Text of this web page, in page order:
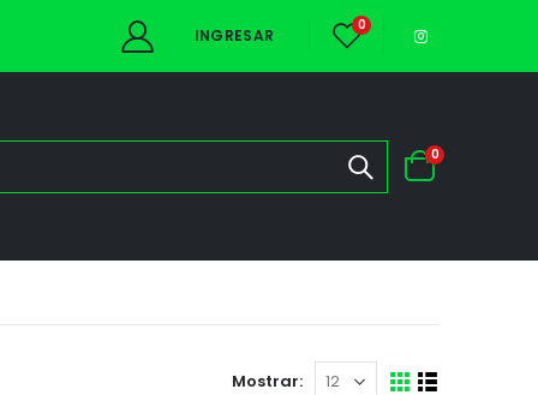
INGRESAR
0
0
Mostrar: